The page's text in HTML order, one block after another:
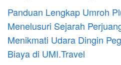
Panduan Lengkap Umroh
Menelusuri Sejarah
Menikmati Udara Dingin
Biaya di UMI.Travel